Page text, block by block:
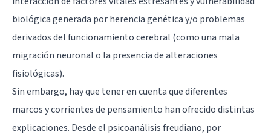
biológica generada por herencia genética y/o problemas
derivados del funcionamiento cerebral (como una mala
migración neuronal o la presencia de alteraciones
fisiológicas).
Sin embargo, hay que tener en cuenta que diferentes
marcos y corrientes de pensamiento han ofrecido distintas
explicaciones. Desde el psicoanálisis freudiano, por